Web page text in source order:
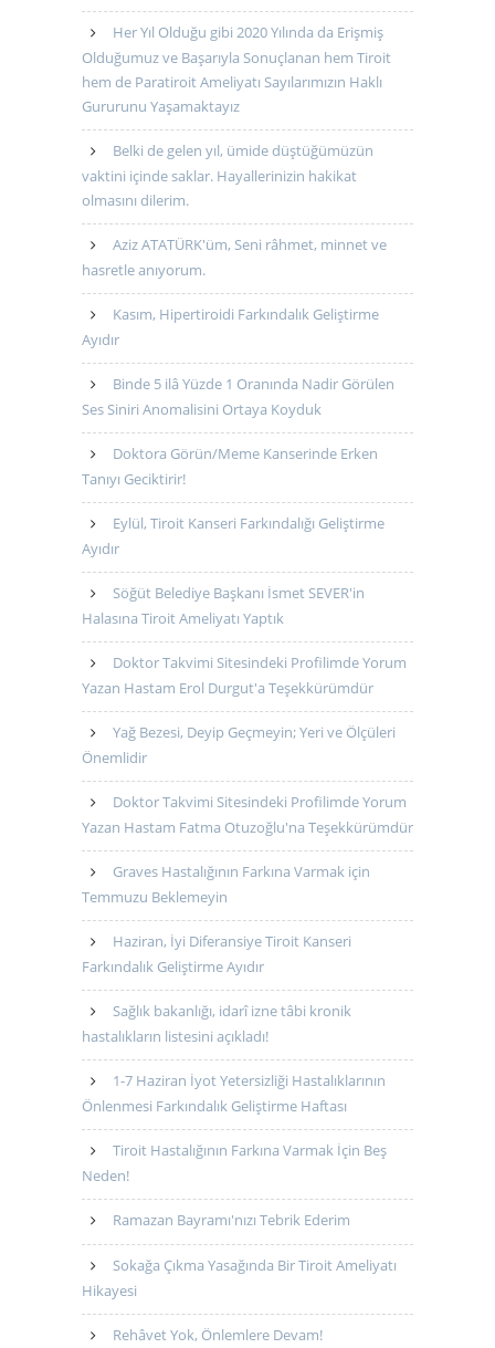
Her Yıl Olduğu gibi 2020 Yılında da Erişmiş
Olduğumuz ve Başarıyla Sonuçlanan hem Tiroit
hem de Paratiroit Ameliyatı Sayılarımızın Haklı
Gururunu Yaşamaktayız
Belki de gelen yıl, ümide düştüğümüzün
vaktini içinde saklar. Hayallerinizin hakikat
olmasını dilerim.
Aziz ATATÜRK'üm, Seni râhmet, minnet ve
hasretle anıyorum.
Kasım, Hipertiroidi Farkındalık Geliştirme
Ayıdır
Binde 5 ilâ Yüzde 1 Oranında Nadir Görülen
Ses Siniri Anomalisini Ortaya Koyduk
Doktora Görün/Meme Kanserinde Erken
Tanıyı Geciktirir!
Eylül, Tiroit Kanseri Farkındalığı Geliştirme
Ayıdır
Söğüt Belediye Başkanı İsmet SEVER'in
Halasına Tiroit Ameliyatı Yaptık
Doktor Takvimi Sitesindeki Profilimde Yorum
Yazan Hastam Erol Durgut'a Teşekkürümdür
Yağ Bezesi, Deyip Geçmeyin; Yeri ve Ölçüleri
Önemlidir
Doktor Takvimi Sitesindeki Profilimde Yorum
Yazan Hastam Fatma Otuzoğlu'na Teşekkürümdür
Graves Hastalığının Farkına Varmak için
Temmuzu Beklemeyin
Haziran, İyi Diferansiye Tiroit Kanseri
Farkındalık Geliştirme Ayıdır
Sağlık bakanlığı, idarî izne tâbi kronik
hastalıkların listesini açıkladı!
1-7 Haziran İyot Yetersizliği Hastalıklarının
Önlenmesi Farkındalık Geliştirme Haftası
Tiroit Hastalığının Farkına Varmak İçin Beş
Neden!
Ramazan Bayramı'nızı Tebrik Ederim
Sokağa Çıkma Yasağında Bir Tiroit Ameliyatı
Hikayesi
Rehâvet Yok, Önlemlere Devam!